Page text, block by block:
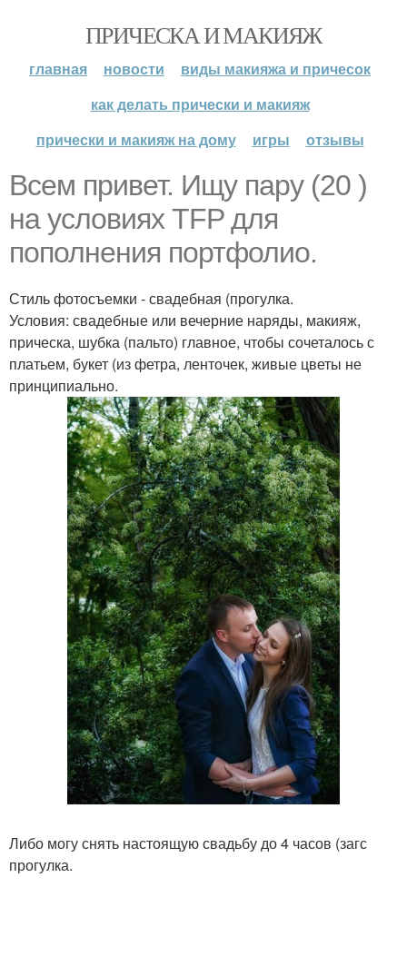
ПРИЧЕСКА И МАКИЯЖ
главная новости
виды макияжа и причесок
как делать прически и макияж
прически и макияж на дому
игры отзывы
Всем привет. Ищу пару (20 )
на условиях TFP для
пополнения портфолио.
Стиль фотосъемки - свадебная (прогулка.
Условия: свадебные или вечерние наряды, макияж,
прическа, шубка (пальто) главное, чтобы сочеталось с
платьем, букет (из фетра, ленточек, живые цветы не
принципиально.
Либо могу снять настоящую свадьбу до 4 часов (загс
прогулка.